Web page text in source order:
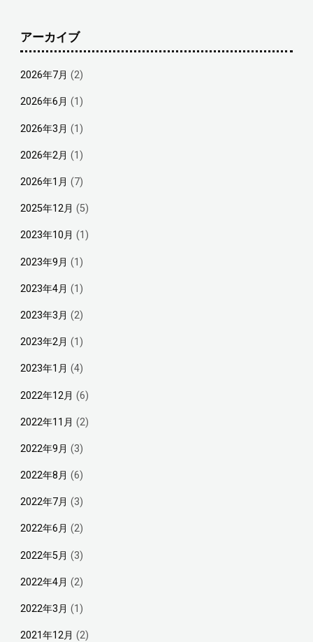
アーカイブ
2026年7月 (2)
2026年6月 (1)
2026年3月 (1)
2026年2月 (1)
2026年1月 (7)
2025年12月 (5)
2023年10月 (1)
2023年9月 (1)
2023年4月 (1)
2023年3月 (2)
2023年2月 (1)
2023年1月 (4)
2022年12月 (6)
2022年11月 (2)
2022年9月 (3)
2022年8月 (6)
2022年7月 (3)
2022年6月 (2)
2022年5月 (3)
2022年4月 (2)
2022年3月 (1)
2021年12月 (2)